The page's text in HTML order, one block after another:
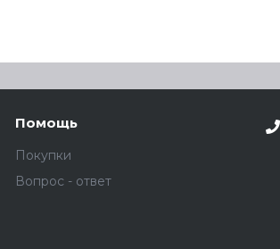
Помощь
Покупки
Вопрос - ответ